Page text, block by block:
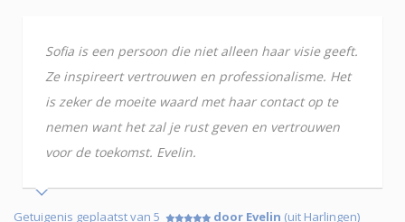
Sofia is een persoon die niet alleen haar visie geeft.
Ze inspireert vertrouwen en professionalisme. Het
is zeker de moeite waard met haar contact op te
nemen want het zal je rust geven en vertrouwen
voor de toekomst. Evelin.
Getuigenis geplaatst van 5 door Evelin (uit Harlingen)